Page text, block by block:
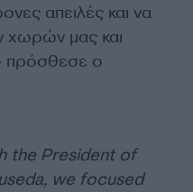
απειλές και να
χωρών μας και
πρόσθεσε ο
the President of
, we focused